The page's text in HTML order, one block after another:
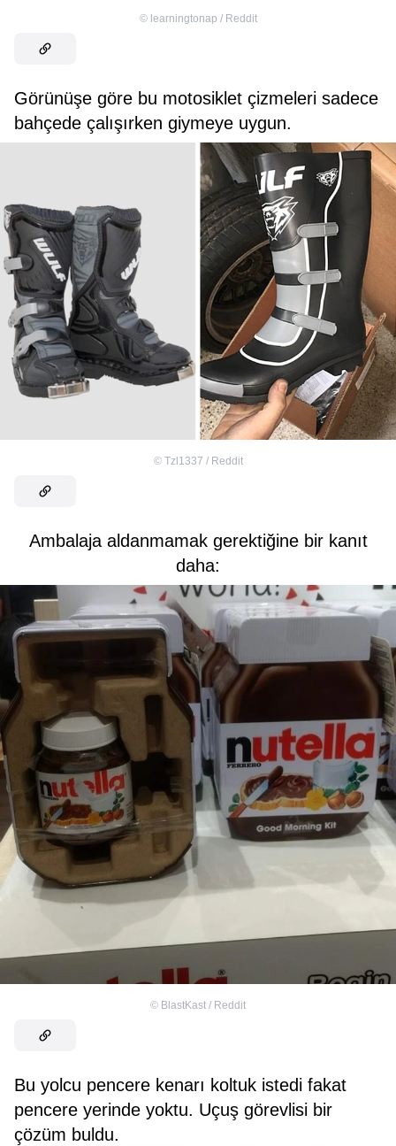
© learningtonap / Reddit
Görünüşe göre bu motosiklet çizmeleri sadece
bahçede çalışırken giymeye uygun.
© Tzl1337 / Reddit
Ambalaja aldanmamak gerektiğine bir kanıt
daha:
© BlastKast / Reddit
Bu yolcu pencere kenarı koltuk istedi fakat
pencere yerinde yoktu. Uçuş görevlisi bir
çözüm buldu.